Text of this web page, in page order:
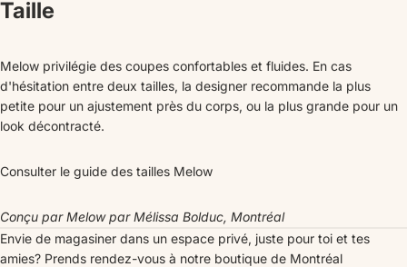
Taille
Melow privilégie des coupes confortables et fluides. En cas
d'hésitation entre deux tailles, la designer recommande la plus
petite pour un ajustement près du corps, ou la plus grande pour un
look décontracté.
Consulter le guide des tailles Melow
Conçu par Melow par Mélissa Bolduc, Montréal
Envie de magasiner dans un espace privé, juste pour toi et tes
amies? Prends rendez-vous à notre boutique de Montréal